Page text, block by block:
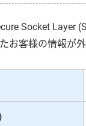
Socket Layer
お客様の情報が